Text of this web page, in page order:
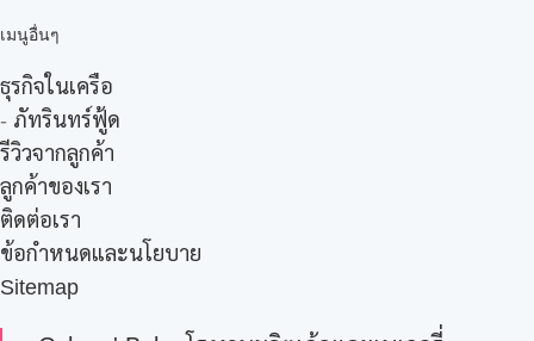
เมนูอื่นๆ
ธุรกิจในเครือ
- ภัทรินทร์ฟู้ด
รีวิวจากลูกค้า
ลูกค้าของเรา
ติดต่อเรา
ข้อกำหนดและนโยบาย
Sitemap